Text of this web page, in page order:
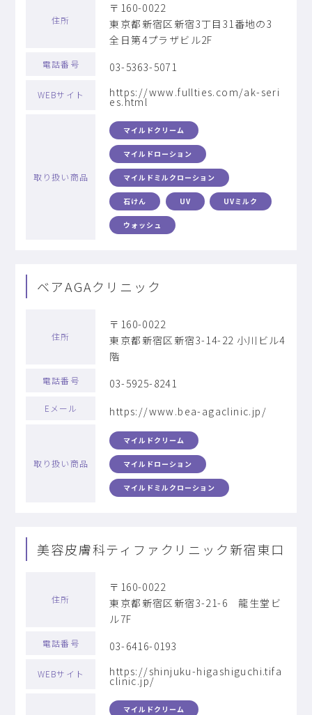
住所
〒160-0022
東京都新宿区新宿3丁目31番地の3
全日第4プラザビル2F
電話番号 03-5363-5071
WEBサイト https://www.fullties.com/ak-seri
es.html
取り扱い商品
マイルドクリーム
マイルドローション
マイルドミルクローション
石けん UV UVミルク
ウォッシュ
ベアAGAクリニック
住所
〒160-0022
東京都新宿区新宿3-14-22 ⼩川ビル4
階
電話番号 03-5925-8241
Eメール https://www.bea-agaclinic.jp/
取り扱い商品
マイルドクリーム
マイルドローション
マイルドミルクローション
美容皮膚科ティファクリニック新宿東口
住所
〒160-0022
東京都新宿区新宿3-21-6 龍生堂ビ
ル7F
電話番号 03-6416-0193
WEBサイト https://shinjuku-higashiguchi.tifa
clinic.jp/
マイルドクリーム